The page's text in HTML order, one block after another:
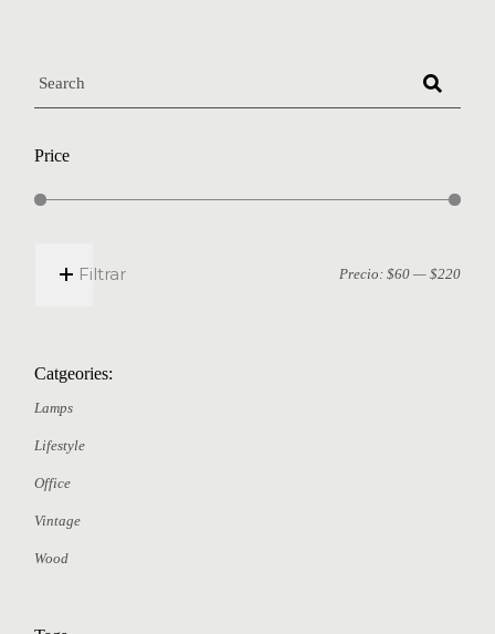
Price
Filtrar Precio: $60— $220
Catgeories:
Lamps
Lifestyle
Office
Vintage
Wood